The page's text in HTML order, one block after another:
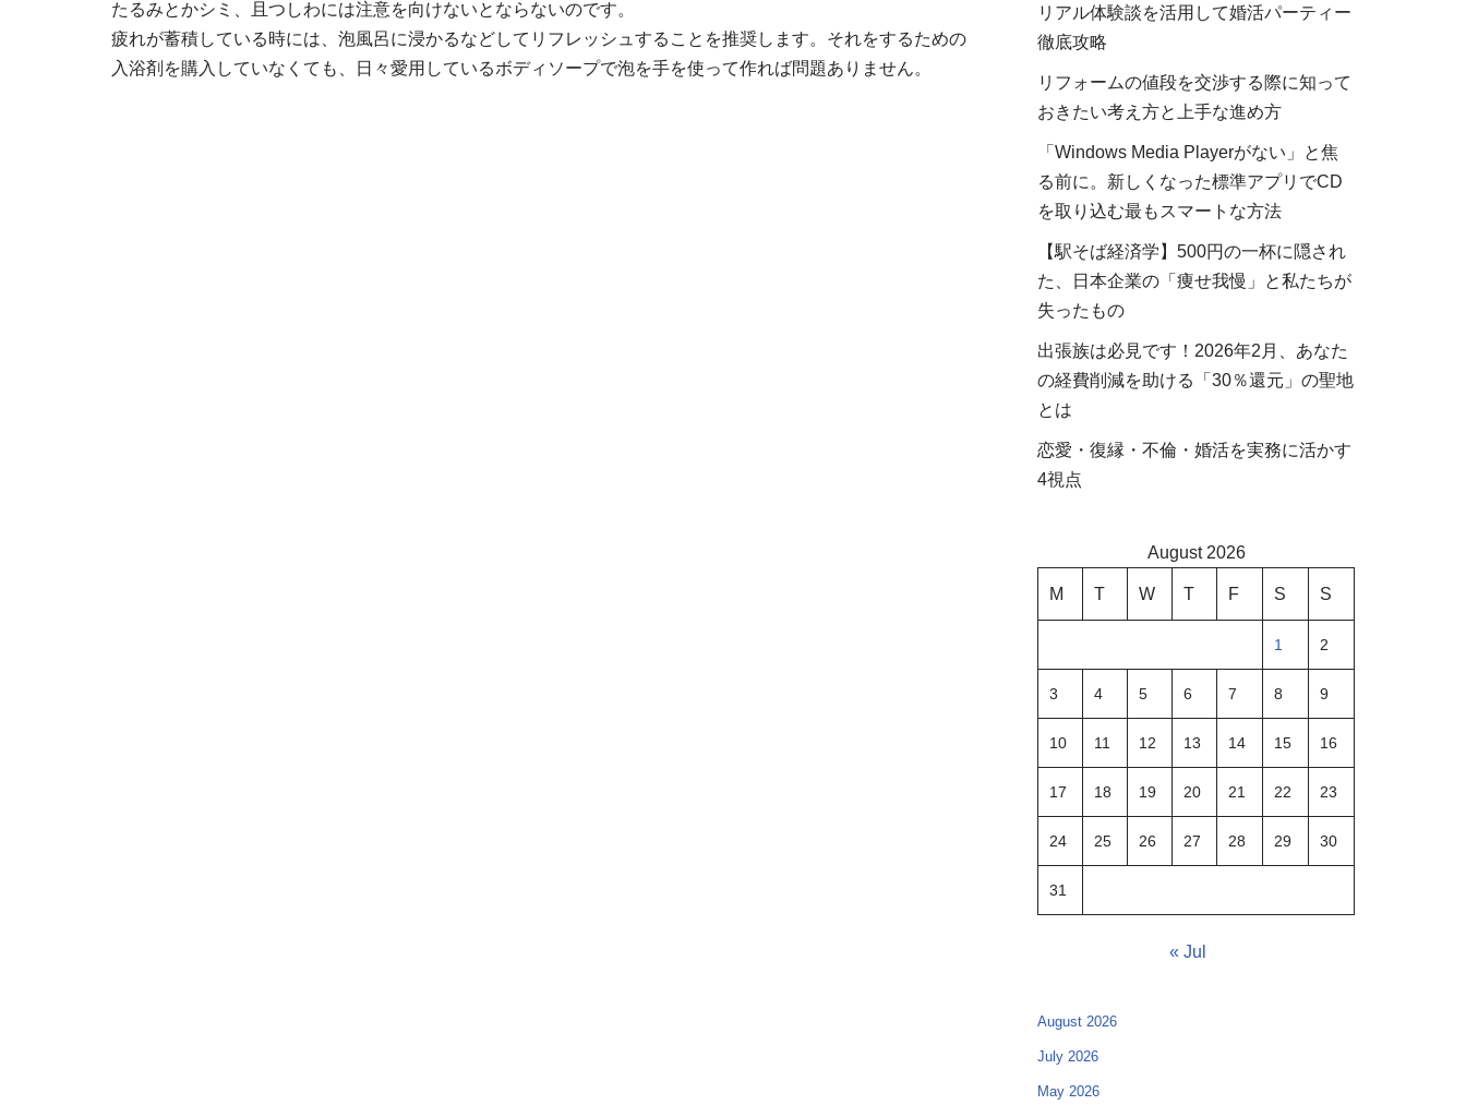
たるみとかシミ、且つしわには注意を向けないとならないのです。
疲れが蓄積している時には、泡風呂に浸かるなどしてリフレッシュすることを推奨します。それをするための
入浴剤を購入していなくても、日々愛用しているボディソープで泡を手を使って作れば問題ありません。
リアル体験談を活用して婚活パーティー
徹底攻略
リフォームの値段を交渉する際に知って
おきたい考え方と上手な進め方
「Windows Media Playerがない」と焦
る前に。新しくなった標準アプリでCD
を取り込む最もスマートな方法
【駅そば経済学】500円の一杯に隠され
た、日本企業の「痩せ我慢」と私たちが
失ったもの
出張族は必見です！2026年2月、あなた
の経費削減を助ける「30％還元」の聖地
とは
恋愛・復縁・不倫・婚活を実務に活かす
4視点
August 2026
M T W T F S S
1 2
3 4 5 6 7 8 9
10 11 12 13 14 15 16
17 18 19 20 21 22 23
24 25 26 27 28 29 30
31
« Jul
August 2026
July 2026
May 2026